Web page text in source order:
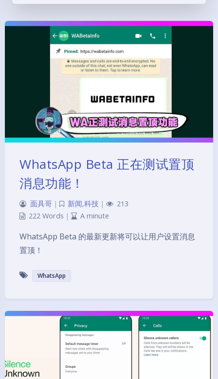
WhatsApp Beta 正在测试置顶
消息功能！
面具哥 | 新闻,科技 |
213
222 Words | A minute
WhatsApp Beta 的最新更新将可以让用户设置消息
置顶！
WhatsApp